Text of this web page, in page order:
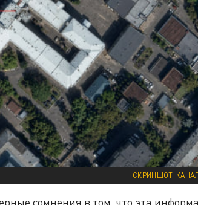
СКРИНШОТ:
сомнения в том, что эта